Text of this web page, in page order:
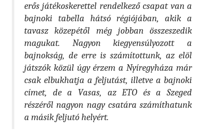
erős játékoskerettel rendelkező csapat van a
bajnoki tabella hátsó régiójában, akik a
tavasz közepétől még jobban összeszedik
magukat. Nagyon kiegyensúlyozott a
bajnokság, de erre is számítottunk, az elöl
játszók közül úgy érzem a Nyíregyháza már
csak elbukhatja a feljutást, illetve a bajnoki
címet, de a Vasas, az ETO és a Szeged
részéről nagyon nagy csatára számíthatunk
a másik feljutó helyért.